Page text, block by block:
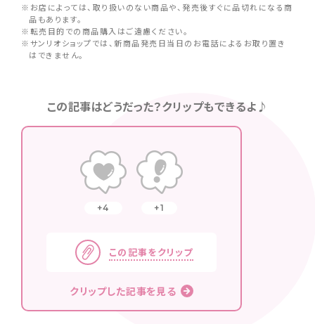
※お店によっては、取り扱いのない商品や、発売後すぐに品切れになる商
品もあります。
※転売目的での商品購入はご遠慮ください。
※サンリオショップでは、新商品発売日当日のお電話によるお取り置き
はできません。
この記事はどうだった？クリップもできるよ♪
4 1
この記事をクリップ
クリップした記事を見る